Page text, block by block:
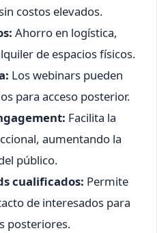
costos elevados.
Ahorro en logística,
de espacios físicos.
Los webinars pueden
para acceso posterior.
Facilita la
aumentando la
público.
cualificados: Permite
de interesados para
posteriores.